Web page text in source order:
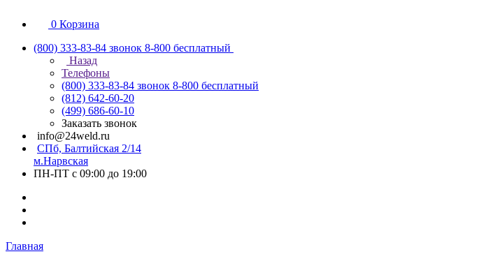
0 Корзина
(800) 333-83-84 звонок 8-800 бесплатный
Назад
Телефоны
(800) 333-83-84 звонок 8-800 бесплатный
(812) 642-60-20
(499) 686-60-10
Заказать звонок
info@24weld.ru
СПб, Балтийская 2/14
м.Нарвская
ПН-ПТ с 09:00 до 19:00
Главная